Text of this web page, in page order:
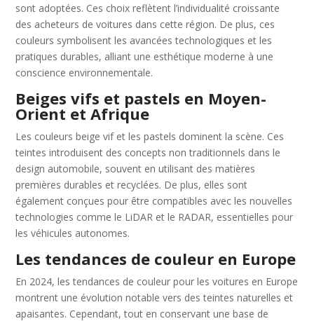
sont adoptées. Ces choix reflètent l’individualité croissante
des acheteurs de voitures dans cette région. De plus, ces
couleurs symbolisent les avancées technologiques et les
pratiques durables, alliant une esthétique moderne à une
conscience environnementale.
Beiges vifs et pastels en Moyen-
Orient et Afrique
Les couleurs beige vif et les pastels dominent la scène. Ces
teintes introduisent des concepts non traditionnels dans le
design automobile, souvent en utilisant des matières
premières durables et recyclées. De plus, elles sont
également conçues pour être compatibles avec les nouvelles
technologies comme le LiDAR et le RADAR, essentielles pour
les véhicules autonomes.
Les tendances de couleur en Europe
En 2024, les tendances de couleur pour les voitures en Europe
montrent une évolution notable vers des teintes naturelles et
apaisantes. Cependant, tout en conservant une base de